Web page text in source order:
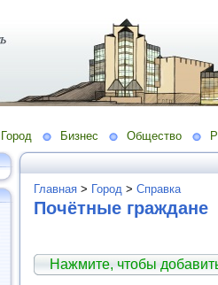
Город Бизнес Общество
Главная > Город > Справка
Почётные граждане
Нажмите, чтобы